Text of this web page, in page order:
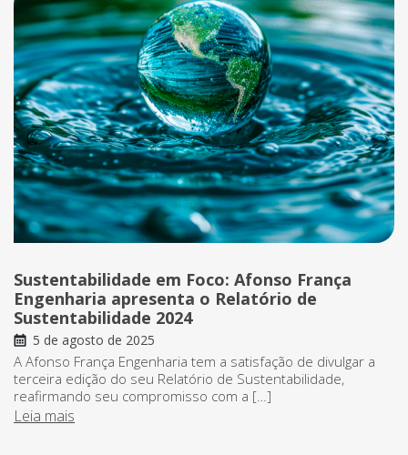
Sustentabilidade em Foco: Afonso França
Engenharia apresenta o Relatório de
Sustentabilidade 2024
5 de agosto de 2025
A Afonso França Engenharia tem a satisfação de divulgar a
terceira edição do seu Relatório de Sustentabilidade,
reafirmando seu compromisso com a […]
Leia mais